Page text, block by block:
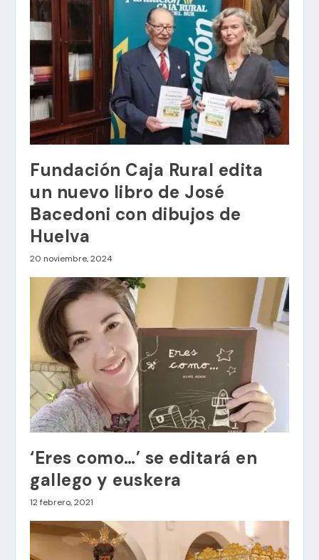
Fundación Caja Rural edita
un nuevo libro de José
Bacedoni con dibujos de
Huelva
20 noviembre, 2024
‘Eres como…’ se editará en
gallego y euskera
12 febrero, 2021